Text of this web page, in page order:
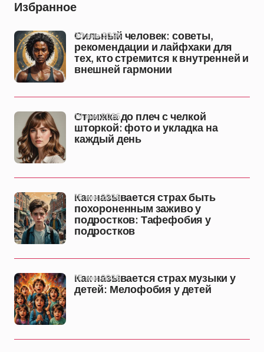
Избранное
Сильный человек: советы,
рекомендации и лайфхаки для
тех, кто стремится к внутренней и
внешней гармонии
30 янв 2026
Стрижка до плеч с челкой
шторкой: фото и укладка на
каждый день
19 янв 2026
Как называется страх быть
похороненным заживо у
подростков: Тафефобия у
подростков
16 янв 2026
Как называется страх музыки у
детей: Мелофобия у детей
16 янв 2026